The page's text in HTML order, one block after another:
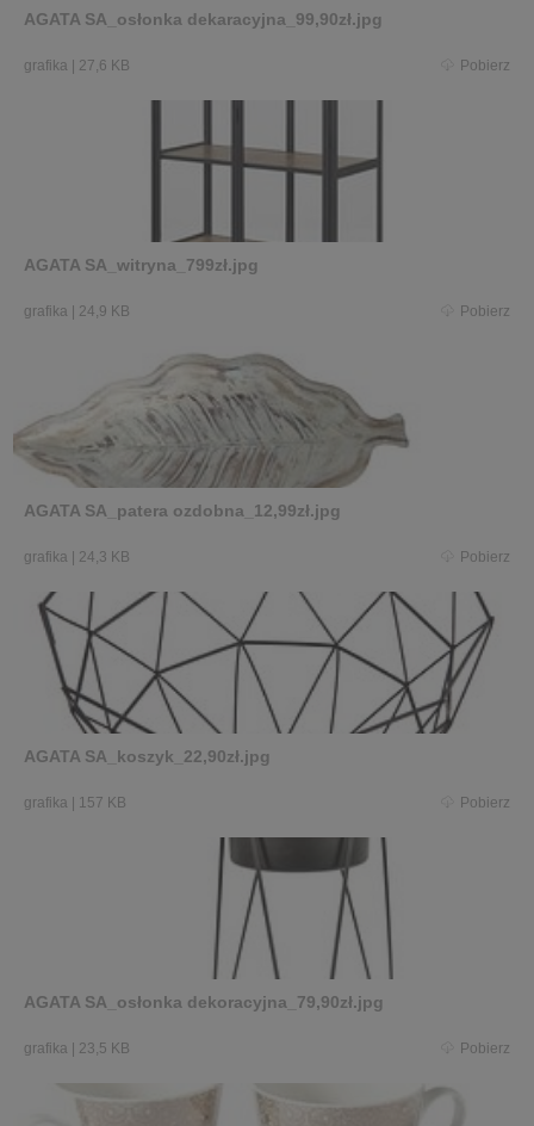
AGATA SA_osłonka dekaracyjna_99,90zł.jpg
grafika | 27,6 KB Pobierz
AGATA SA_witryna_799zł.jpg
grafika | 24,9 KB Pobierz
AGATA SA_patera ozdobna_12,99zł.jpg
grafika | 24,3 KB Pobierz
AGATA SA_koszyk_22,90zł.jpg
grafika | 157 KB Pobierz
AGATA SA_osłonka dekoracyjna_79,90zł.jpg
grafika | 23,5 KB Pobierz